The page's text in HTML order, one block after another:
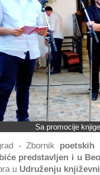
Sa promocije
- Zbornik poetskih
biće predstavljen i u
u Udruženju